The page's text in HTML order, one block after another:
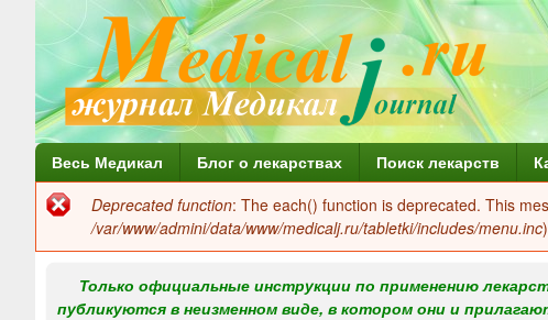
Г
л
н
Весь Медикал Блог о лекарствах Поиск лекарств
Сообщение
об
ошибке
Deprecated function: The each() function is deprecated. This
/var/www/admini/data/www/medicalj.ru/tabletki/includes/menu.inc
Только официальные инструкции по применению
публикуются в неизменном виде, в котором они и